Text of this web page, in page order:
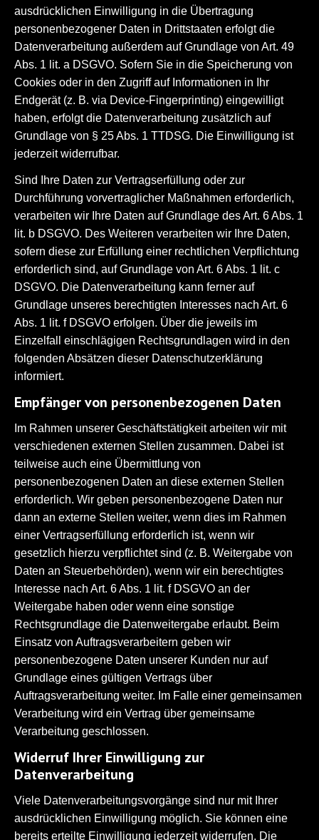
ausdrücklichen Einwilligung in die Übertragung
personenbezogener Daten in Drittstaaten erfolgt die
Datenverarbeitung außerdem auf Grundlage von Art. 49
Abs. 1 lit. a DSGVO. Sofern Sie in die Speicherung von
Cookies oder in den Zugriff auf Informationen in Ihr
Endgerät (z. B. via Device-Fingerprinting) eingewilligt
haben, erfolgt die Datenverarbeitung zusätzlich auf
Grundlage von § 25 Abs. 1 TTDSG. Die Einwilligung ist
jederzeit widerrufbar.
Sind Ihre Daten zur Vertragserfüllung oder zur
Durchführung vorvertraglicher Maßnahmen erforderlich,
verarbeiten wir Ihre Daten auf Grundlage des Art. 6 Abs. 1
lit. b DSGVO. Des Weiteren verarbeiten wir Ihre Daten,
sofern diese zur Erfüllung einer rechtlichen Verpflichtung
erforderlich sind, auf Grundlage von Art. 6 Abs. 1 lit. c
DSGVO. Die Datenverarbeitung kann ferner auf
Grundlage unseres berechtigten Interesses nach Art. 6
Abs. 1 lit. f DSGVO erfolgen. Über die jeweils im
Einzelfall einschlägigen Rechtsgrundlagen wird in den
folgenden Absätzen dieser Datenschutzerklärung
informiert.
Empfänger von personenbezogenen Daten
Im Rahmen unserer Geschäftstätigkeit arbeiten wir mit
verschiedenen externen Stellen zusammen. Dabei ist
teilweise auch eine Übermittlung von
personenbezogenen Daten an diese externen Stellen
erforderlich. Wir geben personenbezogene Daten nur
dann an externe Stellen weiter, wenn dies im Rahmen
einer Vertragserfüllung erforderlich ist, wenn wir
gesetzlich hierzu verpflichtet sind (z. B. Weitergabe von
Daten an Steuerbehörden), wenn wir ein berechtigtes
Interesse nach Art. 6 Abs. 1 lit. f DSGVO an der
Weitergabe haben oder wenn eine sonstige
Rechtsgrundlage die Datenweitergabe erlaubt. Beim
Einsatz von Auftragsverarbeitern geben wir
personenbezogene Daten unserer Kunden nur auf
Grundlage eines gültigen Vertrags über
Auftragsverarbeitung weiter. Im Falle einer gemeinsamen
Verarbeitung wird ein Vertrag über gemeinsame
Verarbeitung geschlossen.
Widerruf Ihrer Einwilligung zur
Datenverarbeitung
Viele Datenverarbeitungsvorgänge sind nur mit Ihrer
ausdrücklichen Einwilligung möglich. Sie können eine
bereits erteilte Einwilligung jederzeit widerrufen. Die